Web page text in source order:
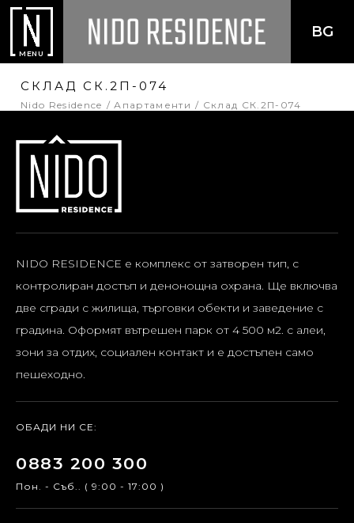
MENU
BG
СКЛАД СК.2П-074
Nido Residence Апартаменти Склад СК.2П-074
NIDO RESIDENCE е комплекс от затворен тип, с
контролиран достъп и денонощна охрана. Ще включва
две сгради с жилища, търговки обекти и заведение с
градина. Оформят вътрешен парк от 4 500 м2. с алеи,
зони за отдих, социален контакт и е достъпен само
пешеходно.
ОБАДИ НИ СЕ:
0883 200 300
Пон. - Съб.. ( 9:00 - 17:00 )